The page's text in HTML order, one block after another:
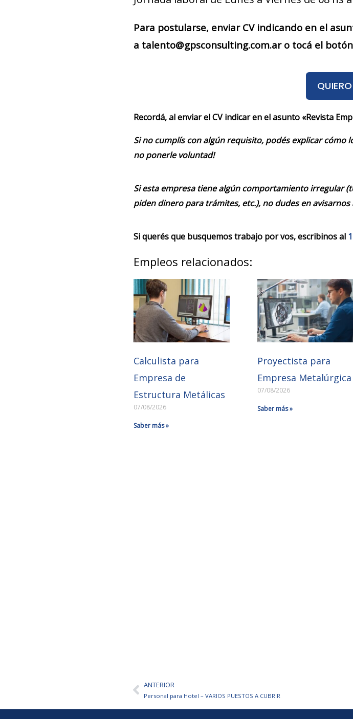
Para postularse, enviar CV indicando en el
a talento@gpsconsulting.com.ar o tocá el
Recordá, al enviar el CV indicar en el asunto «Revista
Si no cumplís con algún requisito, podés explicar cómo
no ponerle voluntad!
Si esta empresa tiene algún comportamiento irregular
piden dinero para trámites, etc.), no dudes en avisarnos
Si querés que busquemos trabajo por vos, escribinos al
Empleos relacionados:
Calculista para
Empresa de
Estructura Metálicas
07/08/2026
Saber más »
Proyectista para
Empresa Metalúrgica
07/08/2026
Saber más »
AntANTERIOR
Personal para Hotel – VARIOS PUESTOS A CUBRIR